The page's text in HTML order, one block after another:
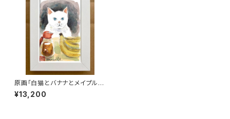
原画「白猫とバナナとメイプルシ
ロップ」ポストカードサイズ
¥13,200